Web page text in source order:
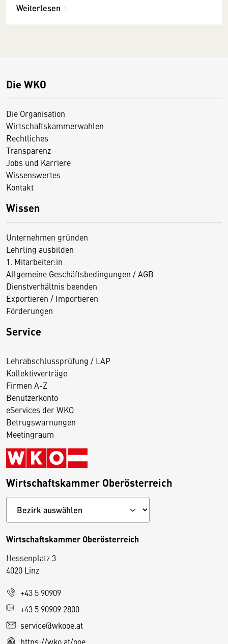
Weiterlesen
Die WKO
Die Organisation
Wirtschaftskammerwahlen
Rechtliches
Transparenz
Jobs und Karriere
Wissenswertes
Kontakt
Wissen
Unternehmen gründen
Lehrling ausbilden
1. Mitarbeiter:in
Allgemeine Geschäftsbedingungen / AGB
Dienstverhältnis beenden
Exportieren / Importieren
Förderungen
Service
Lehrabschlussprüfung / LAP
Kollektivverträge
Firmen A-Z
Benutzerkonto
eServices der WKO
Betrugswarnungen
Meetingraum
Wirtschaftskammer Oberösterreich
Wirtschaftskammer Oberösterreich
Hessenplatz 3
4020 Linz
+43 5 90909
+43 5 90909 2800
service@wkooe.at
https://wko.at/ooe
D
e